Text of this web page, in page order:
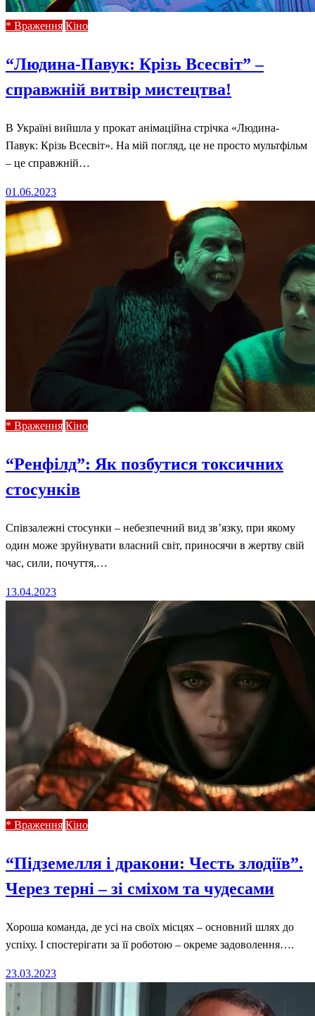
* Враження Кіно
“Людина-Павук: Крізь Всесвіт” –
справжній витвір мистецтва!
В Україні вийшла у прокат анімаційна стрічка «Людина-
Павук: Крізь Всесвіт». На мій погляд, це не просто мультфільм
– це справжній…
Posted
on
01.06.2023
* Враження Кіно
“Ренфілд”: Як позбутися токсичних
стосунків
Співзалежні стосунки – небезпечний вид зв’язку, при якому
один може зруйнувати власний світ, приносячи в жертву свій
час, сили, почуття,…
Posted
13.04.2023
* Враження Кіно
“Підземелля і дракони: Честь злодіїв”.
Через терні – зі сміхом та чудесами
Хороша команда, де усі на своїх місцях – основний шлях до
успіху. І спостерігати за її роботою – окреме задоволення….
Posted
on
23.03.2023